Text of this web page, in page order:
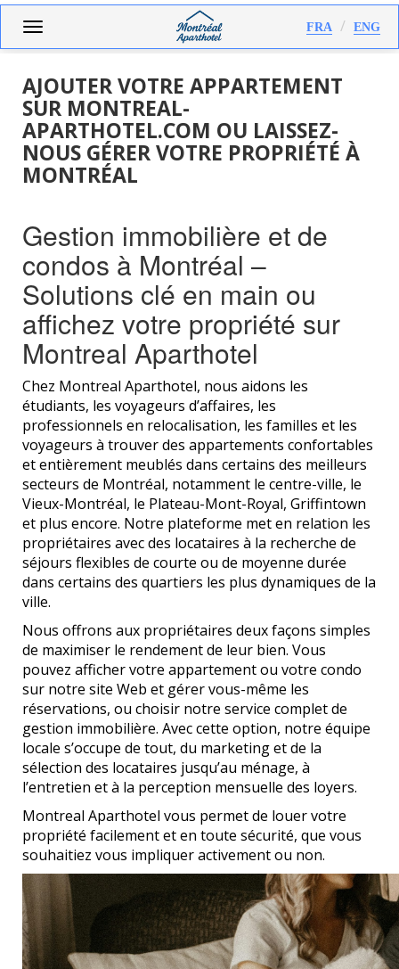
contenu
Toggle
navigation
FRA ENG
AJOUTER VOTRE APPARTEMENT
SUR MONTREAL-
APARTHOTEL.COM OU LAISSEZ-
NOUS GÉRER VOTRE PROPRIÉTÉ À
MONTRÉAL
Gestion immobilière et de
condos à Montréal –
Solutions clé en main ou
affichez votre propriété sur
Montreal Aparthotel
Chez Montreal Aparthotel, nous aidons les
étudiants, les voyageurs d’affaires, les
professionnels en relocalisation, les familles et les
voyageurs à trouver des appartements confortables
et entièrement meublés dans certains des meilleurs
secteurs de Montréal, notamment le centre-ville, le
Vieux-Montréal, le Plateau-Mont-Royal, Griffintown
et plus encore. Notre plateforme met en relation les
propriétaires avec des locataires à la recherche de
séjours flexibles de courte ou de moyenne durée
dans certains des quartiers les plus dynamiques de la
ville.
Nous offrons aux propriétaires deux façons simples
de maximiser le rendement de leur bien. Vous
pouvez afficher votre appartement ou votre condo
sur notre site Web et gérer vous-même les
réservations, ou choisir notre service complet de
gestion immobilière. Avec cette option, notre équipe
locale s’occupe de tout, du marketing et de la
sélection des locataires jusqu’au ménage, à
l’entretien et à la perception mensuelle des loyers.
Montreal Aparthotel vous permet de louer votre
propriété facilement et en toute sécurité, que vous
souhaitiez vous impliquer activement ou non.